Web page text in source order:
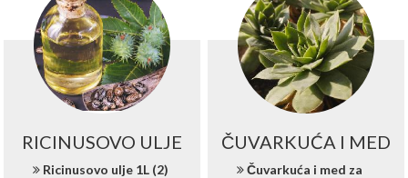
RICINUSOVO ULJE
Ricinusovo ulje 1L (2)
ČUVARKUĆA I MED
Čuvarkuća i med za